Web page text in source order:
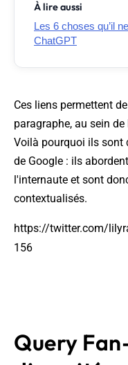
À lire aussi
Les 6 choses qu’il
ChatGPT
Ces liens permettent
paragraphe, au sein
Voilà pourquoi ils sont
de Google : ils
l'internaute et sont
contextualisés.
https://twitter.com/
156
Query